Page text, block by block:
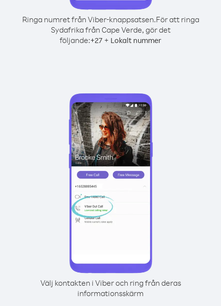
Ringa numret från Viber-knappsatsen.För att ringa
Sydafrika från Cape Verde, gör det
följande:+27 + Lokalt nummer
Välj kontakten i Viber och ring från deras
informationsskärm